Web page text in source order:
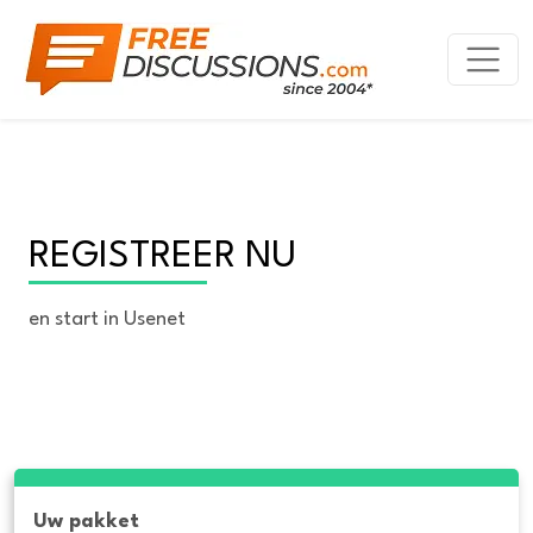
REGISTREER NU
en start in Usenet
Uw pakket